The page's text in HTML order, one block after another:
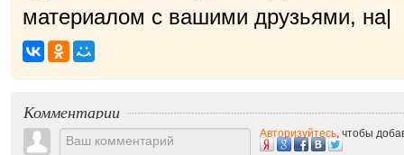
материалом с вашими друзьями, нам
Комментарии
Авторизуйтесь, чтобы